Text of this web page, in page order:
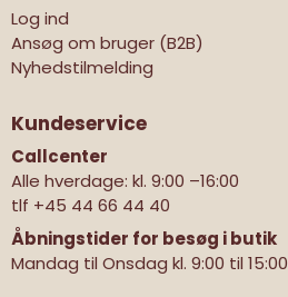
Log ind
Ansøg om bruger (B2B)
Nyhedstilmelding
Kundeservice
Callcenter
Alle hverdage: kl. 9:00 –16:00
tlf +45 44 66 44 40
Åbningstider for besøg i butik
Mandag til Onsdag kl. 9:00 til 15:00